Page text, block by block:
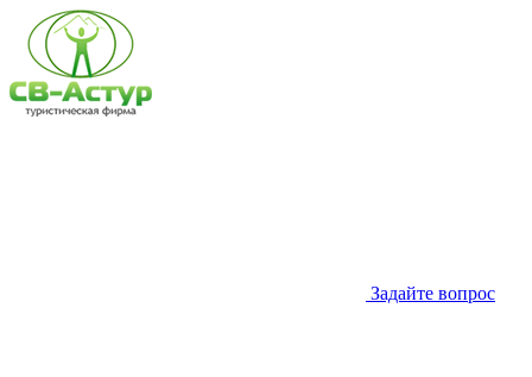
Задайте вопрос